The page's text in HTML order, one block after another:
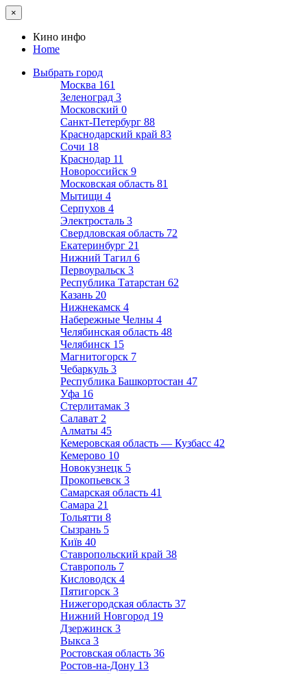
×
Кино инфо
Home
Выбрать город
Москва 161
Зеленоград 3
Московский 0
Санкт-Петербург 88
Краснодарский край 83
Сочи 18
Краснодар 11
Новороссийск 9
Московская область 81
Мытищи 4
Серпухов 4
Электросталь 3
Свердловская область 72
Екатеринбург 21
Нижний Тагил 6
Первоуральск 3
Республика Татарстан 62
Казань 20
Нижнекамск 4
Набережные Челны 4
Челябинская область 48
Челябинск 15
Магнитогорск 7
Чебаркуль 3
Республика Башкортостан 47
Уфа 16
Стерлитамак 3
Салават 2
Алматы 45
Кемеровская область — Кузбасс 42
Кемерово 10
Новокузнецк 5
Прокопьевск 3
Самарская область 41
Самара 21
Тольятти 8
Сызрань 5
Київ 40
Ставропольский край 38
Ставрополь 7
Кисловодск 4
Пятигорск 3
Нижегородская область 37
Нижний Новгород 19
Дзержинск 3
Выкса 3
Ростовская область 36
Ростов-на-Дону 13